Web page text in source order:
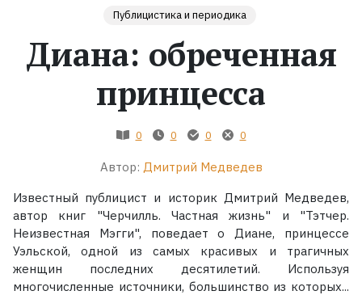
Экранизации
Коллекции
Публицистика и периодика
Диана: обреченная
принцесса
0 0 0 0
Автор: Дмитрий Медведев
Известный публицист и историк Дмитрий Медведев,
автор книг "Черчилль. Частная жизнь" и "Тэтчер.
Неизвестная Мэгги", поведает о Диане, принцессе
Уэльской, одной из самых красивых и трагичных
женщин последних десятилетий. Используя
многочисленные источники, большинство из которых...